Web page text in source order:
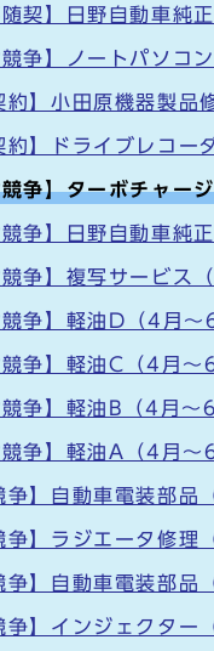
契】日野自動車純
争】ノートパソコ
】小田原機器製品
】ドライブレコー
争】ターボチャー
争】日野自動車純
争】複写サービス（
争】軽油D（4月
争】軽油C（4月～
争】軽油B（4月～
争】軽油A（4月～
】自動車電装部品
】ラジエータ修理
】自動車電装部品
】インジェクター